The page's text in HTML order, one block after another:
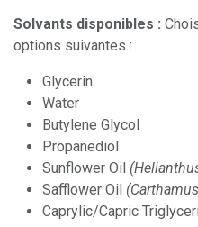
Solvants disponibles :
options suivantes :
Glycerin
Water
Butylene Glycol
Propanediol
Sunflower Oil
Safflower Oil
Caprylic/Capric